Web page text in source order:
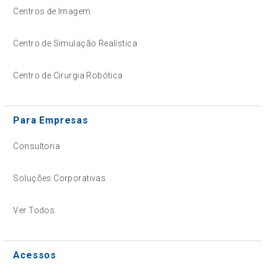
Centros de Imagem
Centro de Simulação Realística
Centro de Cirurgia Robótica
Para Empresas
Consultoria
Soluções Corporativas
Ver Todos
Acessos